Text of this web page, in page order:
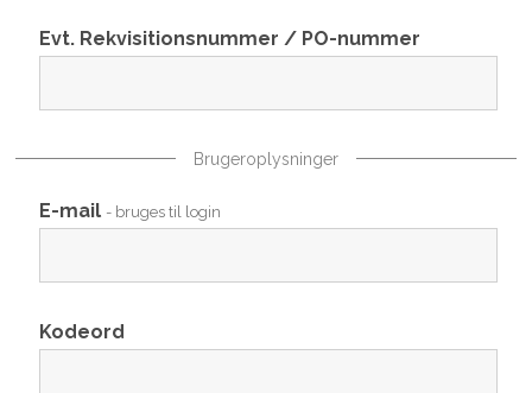
Evt. Rekvisitionsnummer / PO-nummer
Brugeroplysninger
E-mail - bruges til login
Kodeord